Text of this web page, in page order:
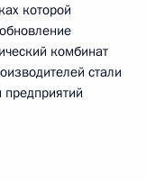
которой
комбинат
стали